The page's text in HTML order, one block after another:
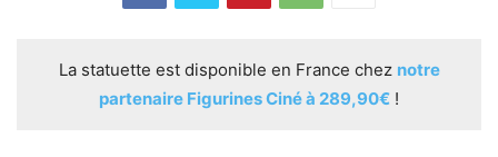
La statuette est disponible en France chez notre
partenaire Figurines Ciné à 289,90€ !